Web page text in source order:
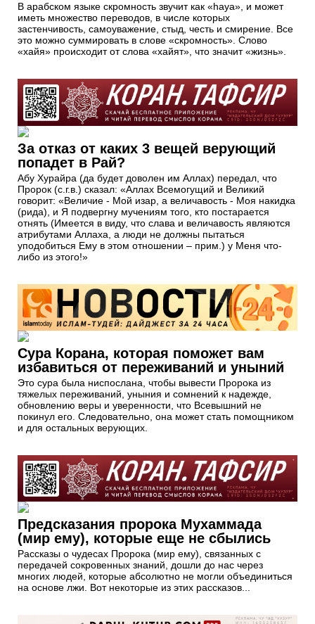
В арабском языке скромность звучит как «haya», и может
иметь множество переводов, в числе которых
застенчивость, самоуважение, стыд, честь и смирение. Все
это можно суммировать в слове «скромность». Слово
«хайя» происходит от слова «хайят», что значит «жизнь».
За отказ от каких 3 вещей верующий
попадет в Рай?
Абу Хурайра (да будет доволен им Аллах) передал, что
Пророк (с.г.в.) сказал: «Аллах Всемогущий и Великий
говорит: «Величие - Мой изар, а величавость - Моя накидка
(рида), и Я подвергну мучениям того, кто постарается
отнять (Имеется в виду, что слава и величавость являются
атрибутами Аллаха, а люди не должны пытаться
уподобиться Ему в этом отношении – прим.) у Меня что-
либо из этого!»
Сура Корана, которая поможет вам
избавиться от переживаний и уныний
Это сура была ниспослана, чтобы вывести Пророка из
тяжелых переживаний, уныния и сомнений к надежде,
обновлению веры и уверенности, что Всевышний не
покинул его. Следовательно, она может стать помощником
и для остальных верующих.
Предсказания пророка Мухаммада
(мир ему), которые еще не сбылись
Рассказы о чудесах Пророка (мир ему), связанных с
передачей сокровенных знаний, дошли до нас через
многих людей, которые абсолютно не могли объединиться
на основе лжи. Вот некоторые из этих рассказов...